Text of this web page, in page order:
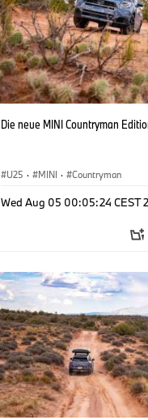
Die neue MINI Countryman
U25 · MINI · Countryman
Wed Aug 05 00:05:24 CEST